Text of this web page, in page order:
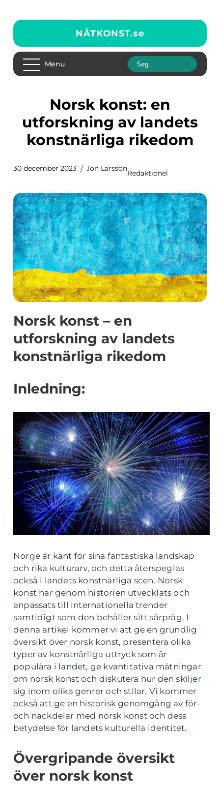
NÄTKONST.se
Menu
Norsk konst: en
utforskning av landets
konstnärliga rikedom
30 december 2023 Jon Larsson
Redaktionel
Norsk konst – en
utforskning av landets
konstnärliga rikedom
Inledning:
Norge är känt för sina fantastiska landskap
och rika kulturarv, och detta återspeglas
också i landets konstnärliga scen. Norsk
konst har genom historien utvecklats och
anpassats till internationella trender
samtidigt som den behåller sitt särpräg. I
denna artikel kommer vi att ge en grundlig
översikt över norsk konst, presentera olika
typer av konstnärliga uttryck som är
populära i landet, ge kvantitativa mätningar
om norsk konst och diskutera hur den skiljer
sig inom olika genrer och stilar. Vi kommer
också att ge en historisk genomgång av för-
och nackdelar med norsk konst och dess
betydelse för landets kulturella identitet.
Övergripande översikt
över norsk konst